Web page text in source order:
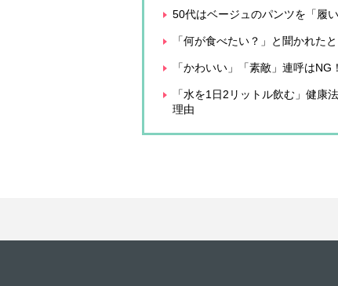
50代はベージュのパンツを「履
「何が食べたい？」と聞かれた
「かわいい」「素敵」連呼は
「水を1日2リットル飲む」健
理由